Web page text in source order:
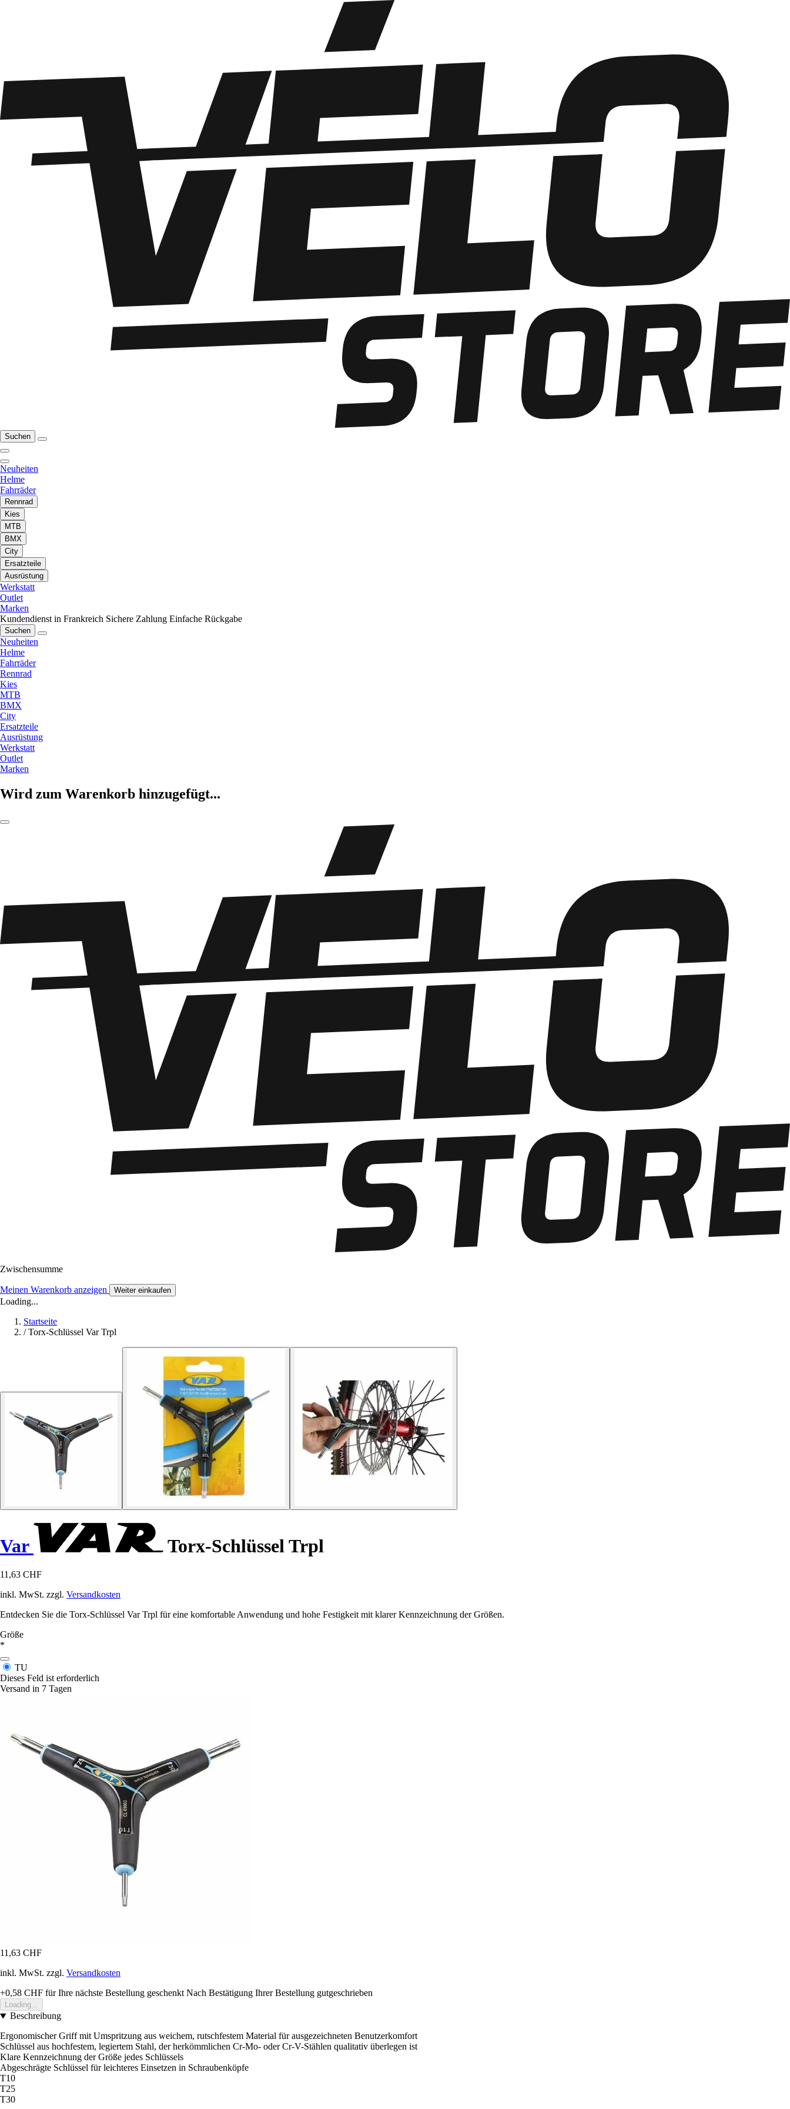
Suchen
Neuheiten
Helme
Fahrräder
Rennrad
Kies
MTB
BMX
City
Ersatzteile
Ausrüstung
Werkstatt
Outlet
Marken
Kundendienst in Frankreich Sichere Zahlung Einfache Rückgabe
Suchen
Neuheiten
Helme
Fahrräder
Rennrad
Kies
MTB
BMX
City
Ersatzteile
Ausrüstung
Werkstatt
Outlet
Marken
Wird zum Warenkorb hinzugefügt...
Zwischensumme
Meinen Warenkorb anzeigen Weiter einkaufen
Loading...
Startseite
/ Torx-Schlüssel Var Trpl
Var Torx-Schlüssel Trpl
11,63 CHF
inkl. MwSt. zzgl. Versandkosten
Entdecken Sie die Torx-Schlüssel Var Trpl für eine komfortable Anwendung und hohe Festigkeit mit klarer Kennzeichnung der Größen.
Größe
*
TU
Dieses Feld ist erforderlich
Versand in 7 Tagen
11,63 CHF
inkl. MwSt. zzgl. Versandkosten
+0,58 CHF für Ihre nächste Bestellung geschenkt Nach Bestätigung Ihrer Bestellung gutgeschrieben
Loading...
Beschreibung
Ergonomischer Griff mit Umspritzung aus weichem, rutschfestem Material für ausgezeichneten Benutzerkomfort
Schlüssel aus hochfestem, legiertem Stahl, der herkömmlichen Cr-Mo- oder Cr-V-Stählen qualitativ überlegen ist
Klare Kennzeichnung der Größe jedes Schlüssels
Abgeschrägte Schlüssel für leichteres Einsetzen in Schraubenköpfe
T10
T25
T30